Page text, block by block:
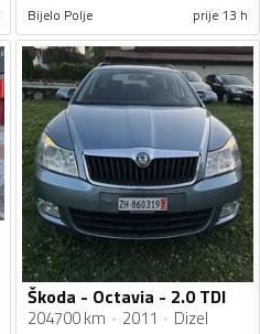
Bijelo Polje prije 13 h
Škoda - Octavia - 2.0 TDI
204700 km 2011 Dizel